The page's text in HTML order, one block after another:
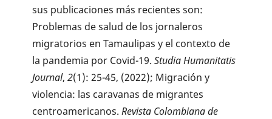
sus publicaciones más recientes son:
Problemas de salud de los jornaleros
migratorios en Tamaulipas y el contexto de
la pandemia por Covid-19.Studia Humanitatis
Journal,2(1): 25-45, (2022); Migración y
violencia: las caravanas de migrantes
centroamericanos.Revista Colombiana de